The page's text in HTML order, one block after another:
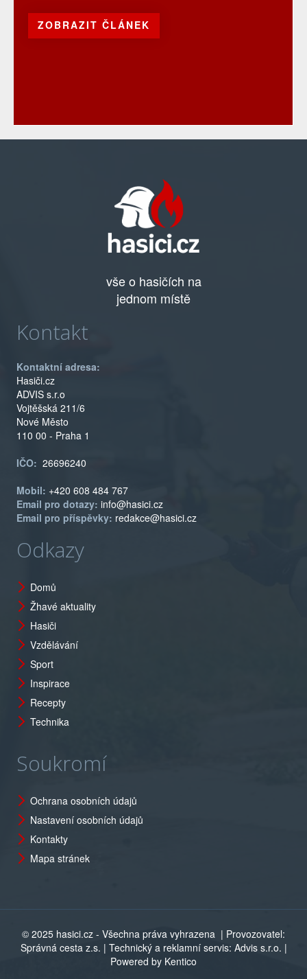
ZOBRAZIT ČLÁNEK
vše o hasičích na
jednom místě
Kontakt
Kontaktní adresa:
Hasiči.cz
ADVIS s.r.o
Vojtěšská 211/6
Nové Město
110 00 - Praha 1
IČO: 26696240
Mobil: +420 608 484 767
Email pro dotazy: info@hasici.cz
Email pro příspěvky: redakce@hasici.cz
Odkazy
Domů
Žhavé aktuality
Hasiči
Vzdělávání
Sport
Inspirace
Recepty
Technika
Soukromí
Ochrana osobních údajů
Nastavení osobních údajů
Kontakty
Mapa stránek
© 2025 hasici.cz - Všechna práva vyhrazena | Provozovatel:
Správná cesta z.s. | Technický a reklamní servis: Advis s.r.o. |
Powered by Kentico